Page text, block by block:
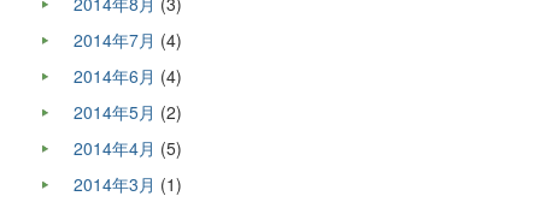
2014年7月 (4)
2014年6月 (4)
2014年5月 (2)
2014年4月 (5)
2014年3月 (1)